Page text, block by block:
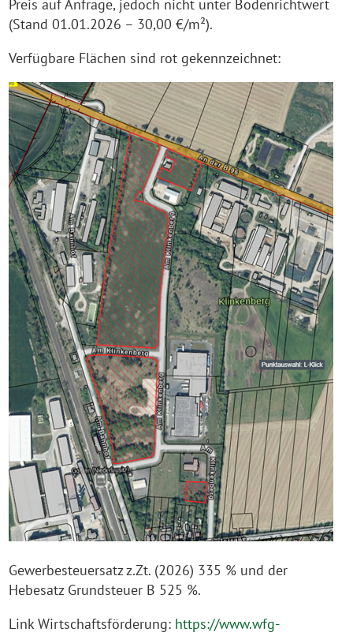
Preis auf Anfrage, jedoch nicht unter Bodenrichtwert
(Stand 01.01.2026 – 30,00 €/m²).
Verfügbare Flächen sind rot gekennzeichnet:
Gewerbesteuersatz z.Zt. (2026) 335 % und der
Hebesatz Grundsteuer B 525 %.
Link Wirtschaftsförderung: https://www.wfg-